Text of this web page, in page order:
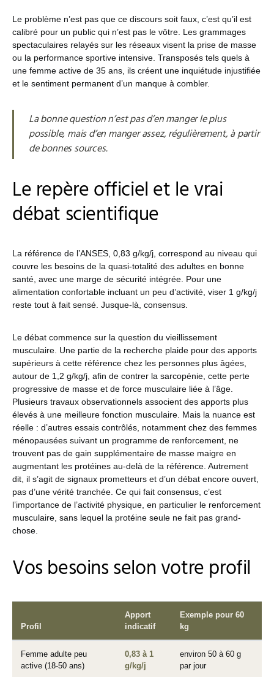
Le problème n’est pas que ce discours soit faux, c’est qu’il est
calibré pour un public qui n’est pas le vôtre. Les grammages
spectaculaires relayés sur les réseaux visent la prise de masse
ou la performance sportive intensive. Transposés tels quels à
une femme active de 35 ans, ils créent une inquiétude injustifiée
et le sentiment permanent d’un manque à combler.
La bonne question n’est pas d’en manger le plus
possible, mais d’en manger assez, régulièrement, à partir
de bonnes sources.
Le repère officiel et le vrai
débat scientifique
La référence de l’ANSES, 0,83 g/kg/j, correspond au niveau qui
couvre les besoins de la quasi-totalité des adultes en bonne
santé, avec une marge de sécurité intégrée. Pour une
alimentation confortable incluant un peu d’activité, viser 1 g/kg/j
reste tout à fait sensé. Jusque-là, consensus.
Le débat commence sur la question du vieillissement
musculaire. Une partie de la recherche plaide pour des apports
supérieurs à cette référence chez les personnes plus âgées,
autour de 1,2 g/kg/j, afin de contrer la sarcopénie, cette perte
progressive de masse et de force musculaire liée à l’âge.
Plusieurs travaux observationnels associent des apports plus
élevés à une meilleure fonction musculaire. Mais la nuance est
réelle : d’autres essais contrôlés, notamment chez des femmes
ménopausées suivant un programme de renforcement, ne
trouvent pas de gain supplémentaire de masse maigre en
augmentant les protéines au-delà de la référence. Autrement
dit, il s’agit de signaux prometteurs et d’un débat encore ouvert,
pas d’une vérité tranchée. Ce qui fait consensus, c’est
l’importance de l’activité physique, en particulier le renforcement
musculaire, sans lequel la protéine seule ne fait pas grand-
chose.
Vos besoins selon votre profil
Profil
Apport
indicatif
Exemple pour 60
kg
Femme adulte peu
active (18-50 ans)
0,83 à 1
g/kg/j
environ 50 à 60 g
par jour